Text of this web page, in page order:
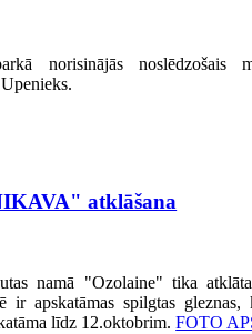
norisinājās noslēdzošais
atklāšana
namā "Ozolaine" tika
ir apskatāmas spilgtas gleznas,
līdz 12.oktobrim.FOTO